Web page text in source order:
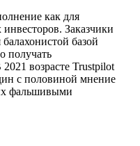
как для
Заказчики
базой
получать
возрасте Trustpilot
с половиной мнение
фальшивыми